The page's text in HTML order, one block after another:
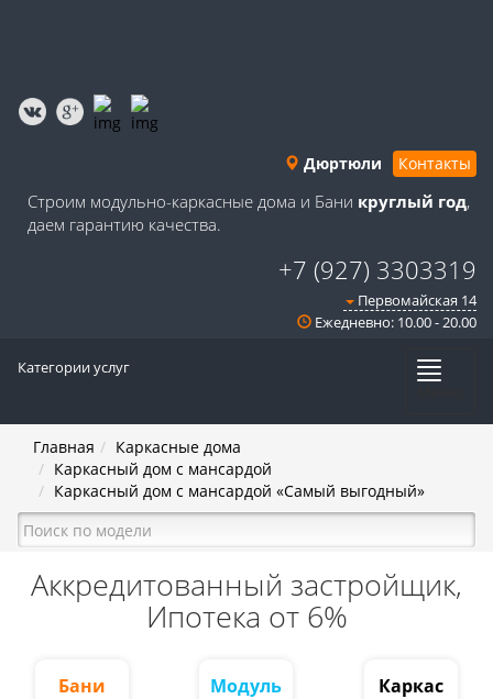
Дюртюли Контакты
Строим модульно-каркасные дома и Бани круглый год,
даем гарантию качества.
+7 (927) 3303319
Первомайская 14
Ежедневно: 10.00 - 20.00
Категории услуг
Главная
Каркасные дома
Каркасный дом с мансардой
Каркасный дом с мансардой «Самый выгодный»
Аккредитованный застройщик,
Ипотека от 6%
Бани Модуль Каркас